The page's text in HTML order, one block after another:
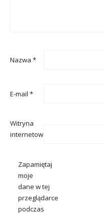
Nazwa *
E-mail *
Witryna
internetowa
Zapamiętaj
moje
dane w tej
przeglądarce
podczas